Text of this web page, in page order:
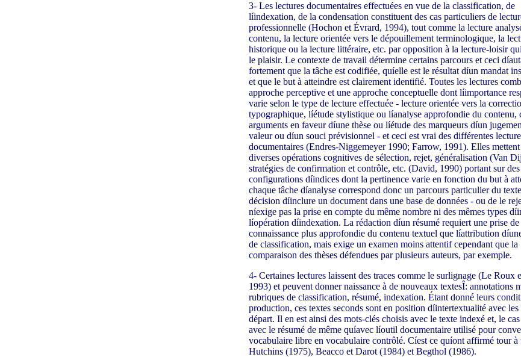
3- Les lectures documentaires effectuées en vue de la classification, de
líindexation, de la condensation constituent des cas particuliers de
professionnelle (Hochon et Évrard, 1994), tout comme la lecture
contenu, la lecture orientée vers le dépouillement terminologique, la
historique ou la lecture littéraire, etc. par opposition à la lecture-loisir
le plaisir. Le contexte de travail détermine certains parcours et ceci
fortement que la tâche est codifiée, quíelle est le résultat díun mandat
et que le but à atteindre est clairement identifié. Toutes les lectures
approche perceptive et une approche conceptuelle dont líimportance
varie selon le type de lecture effectuée - lecture orientée vers la
typographique, líétude stylistique ou líanalyse approfondie du contenu,
arguments en faveur díune thèse ou líétude des marqueurs díun
valeur ou díun souci prévisionnel - et ceci est vrai des différentes
documentaires (Endres-Niggemeyer 1990; Farrow, 1991). Elles mettent
diverses opérations cognitives de sélection, rejet, généralisation (Van
stratégies de confirmation et contrôle, etc. (David, 1990) portant sur des
configurations díindices dont la pertinence varie en fonction du but à
chaque tâche díanalyse correspond donc un parcours particulier du
décision díinclure un document dans une base de données - ou de le
níexige pas la prise en compte du même nombre ni des mêmes types
líopération díindexation. La rédaction díun résumé requiert une prise de
connaissance plus approfondie du contenu textuel que líattribution
de classification, mais exige un examen moins attentif cependant que la
comparaison des thèses défendues par plusieurs auteurs, par exemple.
4- Certaines lectures laissent des traces comme le surlignage (Le Roux
1993) et peuvent donner naissance à de nouveaux textesÎ: annotations
rubriques de classification, résumé, indexation. Étant donné leurs
production, ces textes seconds sont en position díintertextualité avec les
départ. Il en est ainsi des mots-clés choisis avec le texte indexé et, le cas
avec le résumé de même quíavec líoutil documentaire utilisé pour
vocabulaire libre en vocabulaire contrôlé. Cíest ce quíont affirmé tour à
Hutchins (1975), Beacco et Darot (1984) et Begthol (1986).